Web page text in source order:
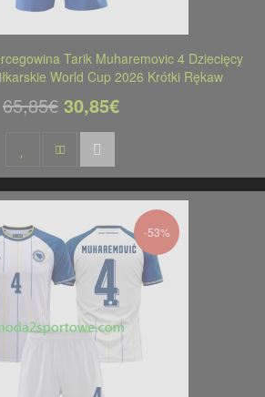
Tarik Muharemovic 4 Dziecięcy
World Cup 2026 Krótki Rękaw
65,85€ 30,85€
-53%